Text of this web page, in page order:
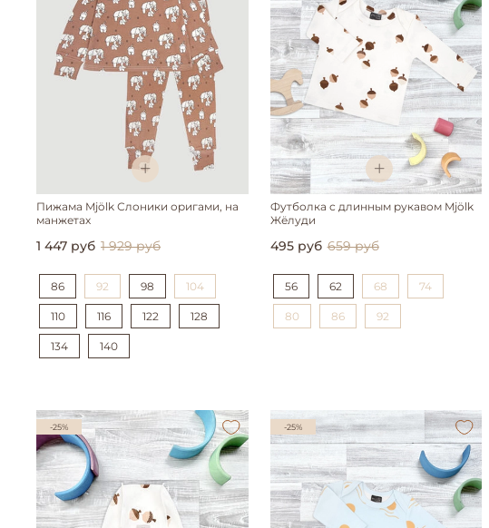
Пижама Mjölk Слоники оригами, на
манжетах
1 447 руб 1 929 руб
86 92 98 104
110 116 122 128
134 140
Футболка с длинным рукавом Mjölk
Жёлуди
495 руб 659 руб
56 62 68 74
80 86 92
-25% -25%